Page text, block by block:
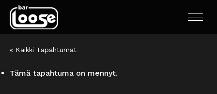
« Kaikki Tapahtumat
Tämä tapahtuma on mennyt.